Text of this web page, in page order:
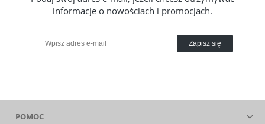
informacje o nowościach i promocjach.
Zapisz się
POMOC